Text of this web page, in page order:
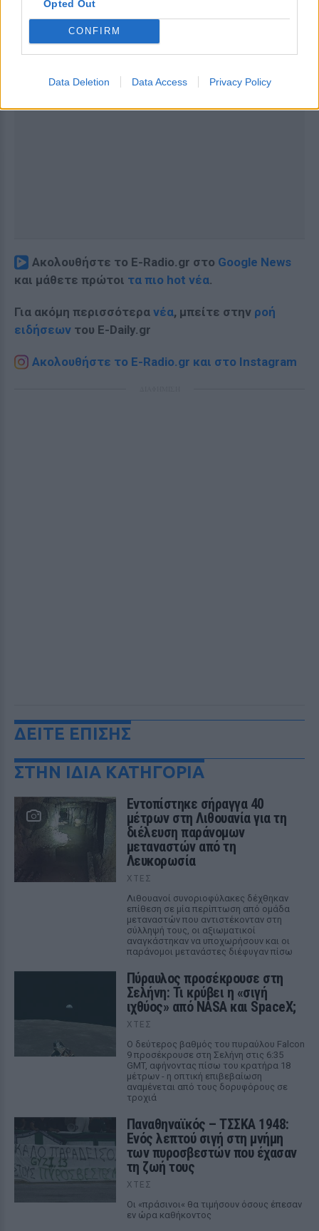
Opted Out
CONFIRM
Data Deletion Data Access Privacy Policy
Ακολουθήστε το E-Radio.gr στο Google News
και μάθετε πρώτοι τα πιο hot νέα.
Για ακόμη περισσότερα νέα, μπείτε στην ροή
ειδήσεων του E-Daily.gr
Ακολουθήστε το E-Radio.gr και στο Instagram
ΔΕΙΤΕ ΕΠΙΣΗΣ
ΣΤΗΝ ΙΔΙΑ ΚΑΤΗΓΟΡΙΑ
Εντοπίστηκε σήραγγα 40
μέτρων στη Λιθουανία για τη
διέλευση παράνομων
μεταναστών από τη
Λευκορωσία
ΧΤΕΣ
Λιθουανοί συνοριοφύλακες δέχθηκαν
επίθεση σε μία περίπτωση από ομάδα
μεταναστών που αντιστέκονταν στη
σύλληψή τους, οι αξιωματικοί
αναγκάστηκαν να υποχωρήσουν και οι
παράνομοι μετανάστες διέφυγαν πίσω
Πύραυλος προσέκρουσε στη
Σελήνη: Τι κρύβει η «σιγή
ιχθύος» από NASA και SpaceX;
ΧΤΕΣ
Ο δεύτερος βαθμός του πυραύλου Falcon
9 προσέκρουσε στη Σελήνη στις 6:35
GMT, αφήνοντας πίσω του κρατήρα 18
μέτρων - η οπτική επιβεβαίωση
αναμένεται από τους δορυφόρους σε
τροχιά
Παναθηναϊκός – ΤΣΣΚΑ 1948:
Ενός λεπτού σιγή στη μνήμη
των πυροσβεστών που έχασαν
τη ζωή τους
ΧΤΕΣ
Οι «πράσινοι« θα τιμήσουν όσους έπεσαν
εν ώρα καθήκοντος